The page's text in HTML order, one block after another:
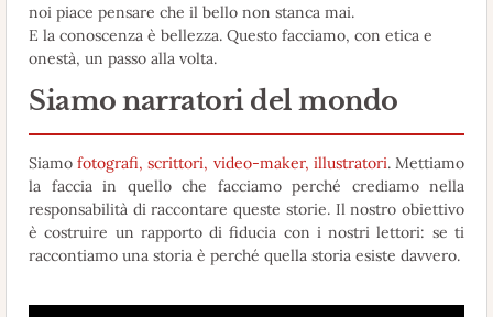
noi piace pensare che il bello non stanca mai.
E la conoscenza è bellezza. Questo facciamo, con etica e
onestà, un passo alla volta.
Siamo narratori del mondo
Siamofotografi, scrittori, video-maker, illustratori. Mettiamo
la faccia in quello che facciamo perché crediamo nella
responsabilità di raccontare queste storie. Il nostro obiettivo
è costruire un rapporto di fiducia con i nostri lettori: se ti
raccontiamo una storia è perché quella storia esiste davvero.